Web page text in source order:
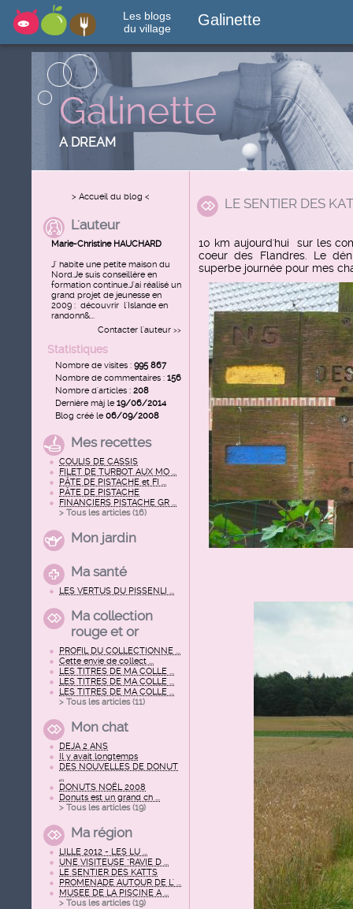
Les blogs
du village
Galinette
Galinette
A DREAM
> Accueil du blog <
L'auteur
Marie-Christine HAUCHARD
J' habite une petite maison du
Nord.Je suis conseillère en
formation continue.J'ai réalisé un
grand projet de jeunesse en
2009 : découvrir l'Islande en
randonn&...
Contacter l'auteur >>
Statistiques
Nombre de visites : 995 867
Nombre de commentaires : 156
Nombre d'articles : 208
Dernière màj le19/06/2014
Blog créé le06/09/2008
Mes recettes
COULIS DE CASSIS
FILET DE TURBOT AUX MO ...
PÂTE DE PISTACHE et FI ...
PÂTE DE PISTACHE
FINANCIERS PISTACHE GR ...
> Tous les articles (16)
Mon jardin
Ma santé
LES VERTUS DU PISSENLI ...
Ma collection
rouge et or
PROFIL DU COLLECTIONNE ...
Cette envie de collect ...
LES TITRES DE MA COLLE ...
LES TITRES DE MA COLLE ...
LES TITRES DE MA COLLE ...
> Tous les articles (11)
Mon chat
DEJA 2 ANS
Il y avait longtemps
DES NOUVELLES DE DONUT
...
DONUTS NOËL 2008
Donuts est un grand ch ...
> Tous les articles (19)
Ma région
LILLE 2012 - LES LU ...
UNE VISITEUSE "RAVIE D ...
LE SENTIER DES KATTS
PROMENADE AUTOUR DE L' ...
MUSEE DE LA PISCINE A ...
> Tous les articles (19)
LE SENTIER DES
10 km aujourd'hui sur les
coeur des Flandres. Le
superbe journée pour mes